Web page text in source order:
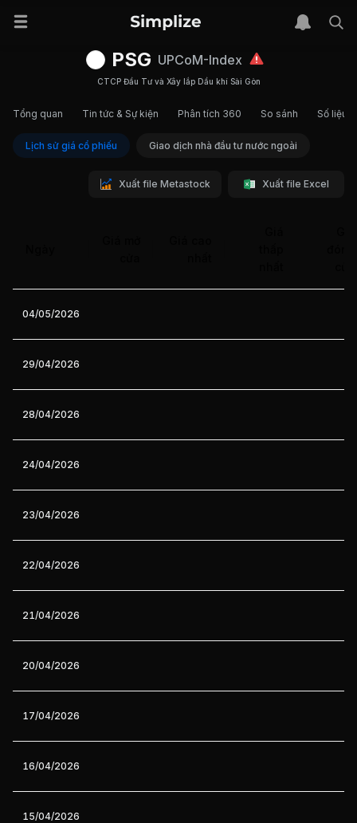
PSG UPCoM-Index
CTCP Đầu Tư và Xây lắp Dầu khí Sài Gòn
Tổng quan Tin tức & Sự kiện Phân tích 360 So sánh Số liệu
Lịch sử giá cổ phiếu Giao dịch nhà đầu tư nước ngoài
Xuất file Metastock Xuất file Excel
04/05/2026
29/04/2026
28/04/2026
24/04/2026
23/04/2026
22/04/2026
21/04/2026
20/04/2026
17/04/2026
16/04/2026
15/04/2026